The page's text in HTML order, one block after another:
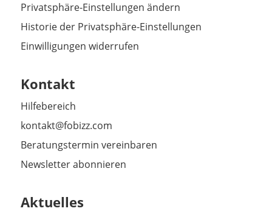
Privatsphäre-Einstellungen ändern
Historie der Privatsphäre-Einstellungen
Einwilligungen widerrufen
Kontakt
Hilfebereich
kontakt@fobizz.com
Beratungstermin vereinbaren
Newsletter abonnieren
Aktuelles